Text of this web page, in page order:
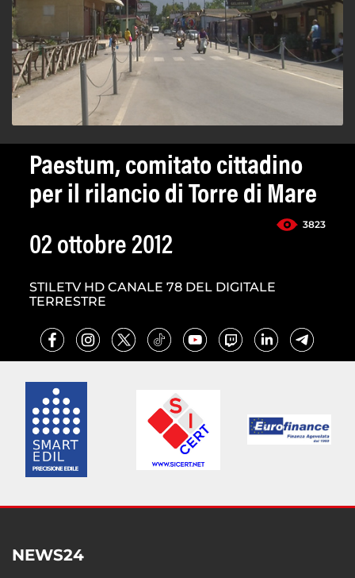
Paestum, comitato cittadino
per il rilancio di Torre di Mare
3823
02 ottobre 2012
STILETV HD CANALE 78 DEL DIGITALE
TERRESTRE
NEWS24